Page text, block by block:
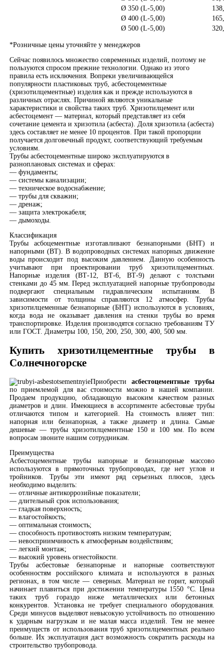
Ø 350 (L-5,00)
Ø 400 (L-5,00)
Ø 500 (L-5,00)
*Розничные цены уточняйте у менеджеров
Сейчас появилось множество современных изделий, поэтому не
пользуются спросом прежние технологии. Однако из этого
правила есть исключения. Вопреки увеличивающейся
популярности пластиковых труб, асбестоцементные
(хризотилцементные) изделия как и прежде используются в
различных отраслях. Причиной являются уникальные
характеристики и свойства таких труб. Хризотилцемент или
асбестоцемент — материал, который представляет из себя
сочетание цемента и хризотила (асбеста). Доля хризотила (асбеста)
здесь составляет не менее 10 процентов. При такой пропорции
получается долговечный продукт, соответствующий требуемым
условиям.
Трубы асбестоцементные широко эксплуатируются в
разноплановых системах и сферах:
— фундаменты;
— системы канализации;
— техническое водоснабжение;
— трубы для скважин;
— дренаж;
— защита электрокабеля;
— дымоходы.
Классификация
Трубы асбоцементные изготавливают безнапорными (БНТ) и
напорными (ВТ). В водопроводных системах напорных движение
воды происходит под высоким давлением. Данную особенность
учитывают при проектировании труб хризотилцементных.
Напорные изделия (ВТ-12, ВТ-6, ВТ-9) делают с толстыми
стенками до 45 мм. Перед эксплуатацией напорные трубопроводы
подвергают специальным гидравлическим испытаниям. В
зависимости от толщины справляются 12 атмосфер. Трубы
хризотилцеменные безнапорные (БНТ) используются в условиях,
когда вода не оказывает давления на стенки трубы во время
транспортировке. Изделия производятся согласно требованиям ТУ
или ГОСТ. Диаметры 100, 150, 200, 250, 300, 400, 500 мм.
Купить хризотилцементные трубы в
Солнечногорске
Приобрести асбестоцементные трубы
по приемлемой для вас стоимости можно в нашей компании.
Продаем продукцию, обладающую высоким качеством разных
диаметров и длин. Имеющиеся в ассортименте асбестовые трубы
отличаются типом и категорией. На стоимость влияет тип:
напорная или безнапорная, а также диаметр и длина. Самые
дешевые — трубы хризотилцементные 150 и 100 мм. По всем
вопросам звоните нашим сотрудникам.
Преимущества
Асбестоцементные трубы напорные и безнапорные массово
используются в прямоточных трубопроводах, где нет углов и
тройников. Трубы эти имеют ряд серьезных плюсов, здесь
необходимо выделить:
— отличные антикоррозийные показатели;
— длительный срок использования;
— гладкая поверхность;
— влагостойкость;
— оптимальная стоимость;
— способность противостоять низким температурам;
— невосприимчивость к атмосферным воздействиям;
— легкий монтаж;
— высокий уровень огнестойкости.
Трубы асбестовые безнапорные и напорные соответствуют
особенностям российского климата и используются в разных
регионах, в том числе — северных. Материал не горит, который
начинает плавиться при достижении температуры 1550 °C. Цена
таких труб гораздо ниже металлических или бетонных
конкурентов. Установка не требует специального оборудования.
Среди минусов выделяют невысокую устойчивость по отношению
к ударным нагрузкам и не малая масса изделий. Тем не менее
преимуществ от использования труб хризотилцементных реально
больше. Их эксплуатация даст возможность сократить расходы на
строительство трубопровода.